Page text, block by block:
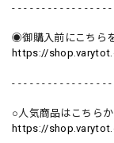
- - - - - - - - - - - - - - - -
◉御購入前にこちら
https://
- - - - - - - - - - - - - - - -
○人気商品はこちら
https://